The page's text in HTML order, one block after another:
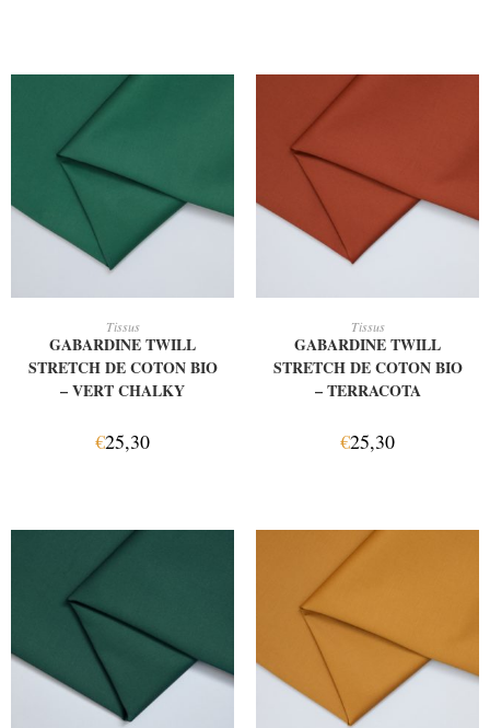
Tissus
GABARDINE TWILL
STRETCH DE COTON BIO
– VERT CHALKY
€25,30
Tissus
GABARDINE TWILL
STRETCH DE COTON BIO
– TERRACOTA
€25,30